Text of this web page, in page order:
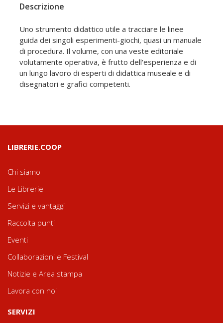
Descrizione
Uno strumento didattico utile a tracciare le linee
guida dei singoli esperimenti-giochi, quasi un manuale
di procedura. Il volume, con una veste editoriale
volutamente operativa, è frutto dell'esperienza e di
un lungo lavoro di esperti di didattica museale e di
disegnatori e grafici competenti.
LIBRERIE.COOP
Chi siamo
Le Librerie
Servizi e vantaggi
Raccolta punti
Eventi
Collaborazioni e Festival
Notizie e Area stampa
Lavora con noi
SERVIZI